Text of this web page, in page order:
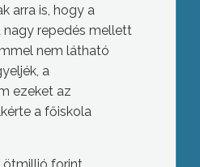
arra is, hogy a
repedés mellett
nem látható
a
ezeket az
a főiskola